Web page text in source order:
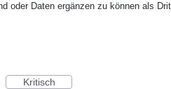
oder Daten ergänzen zu können als
Kritisch